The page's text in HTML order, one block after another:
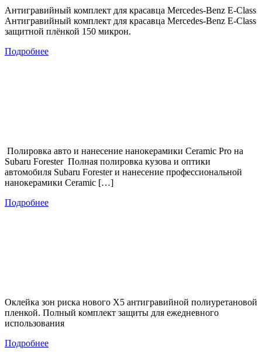
Антигравийный комплект для красавца Mercedes-Benz E-Class
Антигравийный комплект для красавца Mercedes-Benz E-Class
защитной плёнкой 150 микрон.
Подробнее
Полировка авто и нанесение нанокерамики Ceramic Pro на
Subaru Forester Полная полировка кузова и оптики
автомобиля Subaru Forester и нанесение профессиональной
нанокерамики Ceramic […]
Подробнее
Оклейка зон риска нового Х5 антигравийной полиуретановой
пленкой. Полный комплект защиты для ежедневного
использования
Подробнее